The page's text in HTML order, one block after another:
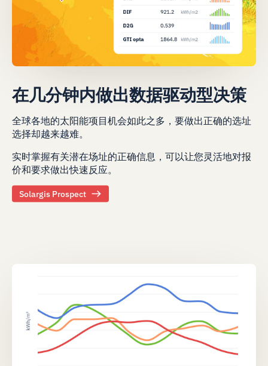
在几分钟内做出数据驱动型决策
全球各地的太阳能项目机会如此之多，要做出正确的选址
选择却越来越难。
实时掌握有关潜在场址的正确信息，可以让您灵活地对报
价和要求做出快速反应。
Solargis Prospect